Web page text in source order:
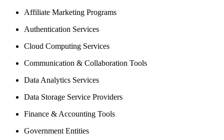
Affiliate Marketing Programs
Authentication Services
Cloud Computing Services
Communication & Collaboration Tools
Data Analytics Services
Data Storage Service Providers
Finance & Accounting Tools
Government Entities